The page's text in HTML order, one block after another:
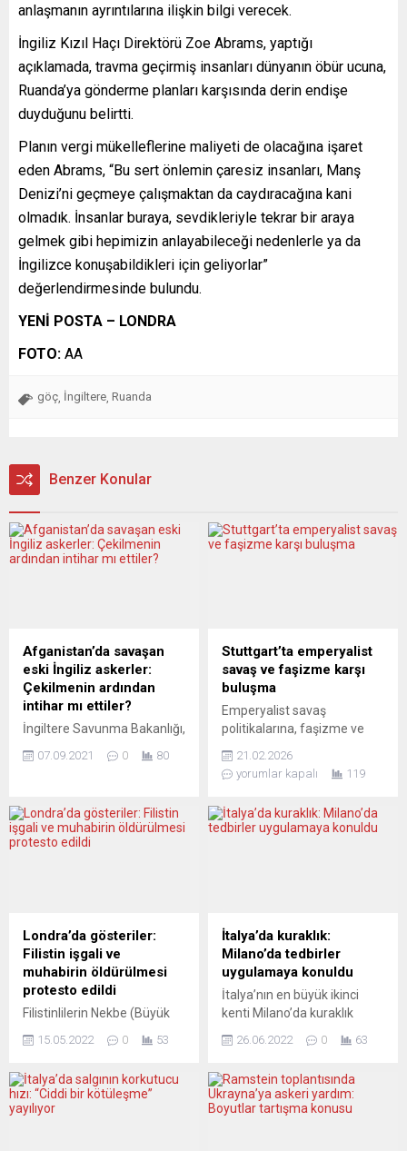
anlaşmanın ayrıntılarına ilişkin bilgi verecek.
İngiliz Kızıl Haçı Direktörü Zoe Abrams, yaptığı
açıklamada, travma geçirmiş insanları dünyanın öbür ucuna,
Ruanda’ya gönderme planları karşısında derin endişe
duyduğunu belirtti.
Planın vergi mükelleflerine maliyeti de olacağına işaret
eden Abrams, “Bu sert önlemin çaresiz insanları, Manş
Denizi’ni geçmeye çalışmaktan da caydıracağına kani
olmadık. İnsanlar buraya, sevdikleriyle tekrar bir araya
gelmek gibi hepimizin anlayabileceği nedenlerle ya da
İngilizce konuşabildikleri için geliyorlar”
değerlendirmesinde bulundu.
YENİ POSTA – LONDRA
FOTO: AA
göç İngiltere Ruanda
Benzer Konular
Afganistan’da savaşan
eski İngiliz askerler:
Çekilmenin ardından
intihar mı ettiler?
İngiltere Savunma Bakanlığı,
eski bir İngiliz askerin intihar
üzerine, İngiliz Silahlı
Kuvvetleri ile mektubun
açıklamada, “Sosyal
medyada yayımlanan ve
Afganistan’da görev almış
eski bir askere ait olduğu
iddia edilen intihar
mektubundan haberdarız.
Savunma...
07.09.2021 0 80
Stuttgart’ta emperyalist
savaş ve faşizme karşı
buluşma
Emperyalist savaş
politikalarına, faşizme ve
mücadele çağrısıyla
Stuttgart’ta kapsamlı bir
“Emperyalist savaş, faşizm
ve ırkçılığa karşı – Kurtuluş
dayanışma vurgulanacak ve
müzik dinletileri
gerçekleştirilecek.
Programda Alınteri ve DP
yazarı H. Selim Açan’ın
yanı...
21.02.2026
yorumlar kapalı
119
Londra’da gösteriler:
Filistin işgali ve
muhabirin öldürülmesi
protesto edildi
Filistinlilerin Nekbe (Büyük
adlandırdıkları İsrail’in
yıldönümü kapsamında
İngiltere’nin başkenti
15.05.2022 0 53
İtalya’da kuraklık:
Milano’da tedbirler
uygulamaya konuldu
İtalya’nın en büyük ikinci
kenti Milano’da kuraklık
azaltacak tedbirler
sebebiyle ülkenin
Lombardiya, Piyemonte,
26.06.2022 0 63